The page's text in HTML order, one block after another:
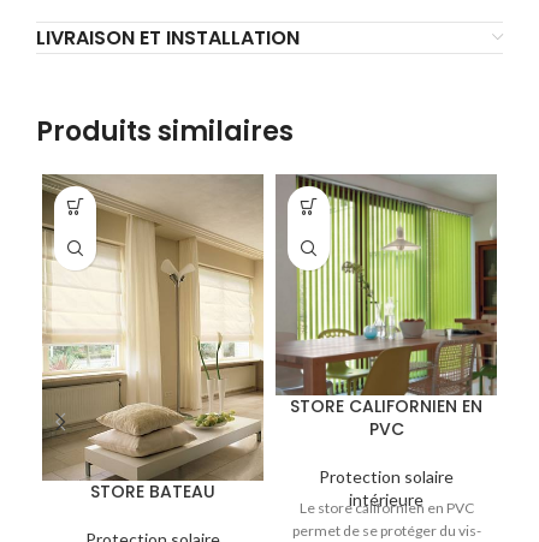
LIVRAISON ET INSTALLATION
Produits similaires
STORE BATEAU
STORE CALIFORNIEN EN
PVC
Protection solaire
intérieure
Le store californien en PVC
permet de se protéger du vis-